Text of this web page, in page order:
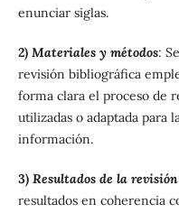
enunciar siglas.
2)Materiales y métodos:
revisión bibliográfica
forma clara el proceso de
utilizadas o adaptada para
información.
3) Resultados de la revisión
resultados en coherencia